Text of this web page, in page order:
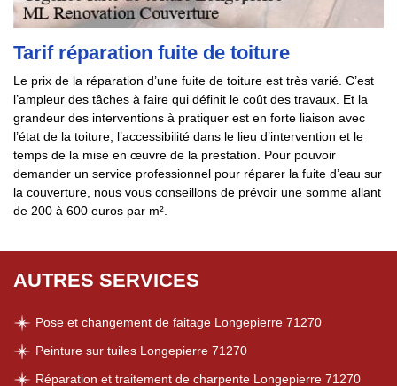
Tarif réparation fuite de toiture
Le prix de la réparation d’une fuite de toiture est très varié. C’est
l’ampleur des tâches à faire qui définit le coût des travaux. Et la
grandeur des interventions à pratiquer est en forte liaison avec
l’état de la toiture, l’accessibilité dans le lieu d’intervention et le
temps de la mise en œuvre de la prestation. Pour pouvoir
demander un service professionnel pour réparer la fuite d’eau sur
la couverture, nous vous conseillons de prévoir une somme allant
de 200 à 600 euros par m².
AUTRES SERVICES
Pose et changement de faitage Longepierre 71270
Peinture sur tuiles Longepierre 71270
Réparation et traitement de charpente Longepierre 71270